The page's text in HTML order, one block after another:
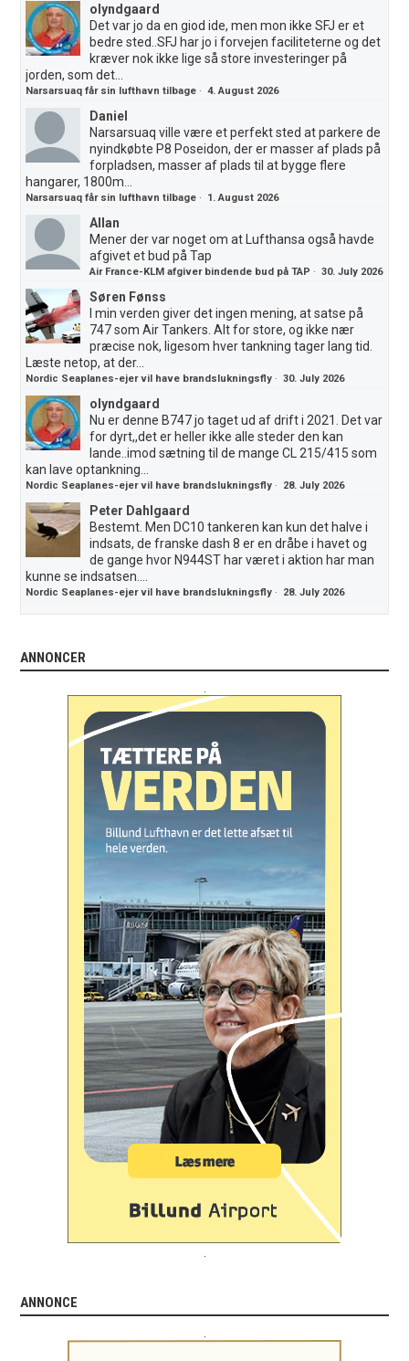
olyndgaard
Det var jo da en giod ide, men mon ikke SFJ er et
bedre sted..SFJ har jo i forvejen faciliteterne og det
kræver nok ikke lige så store investeringer på
jorden, som det...
Narsarsuaq får sin lufthavn tilbage ·4. August 2026
Daniel
Narsarsuaq ville være et perfekt sted at parkere de
nyindkøbte P8 Poseidon, der er masser af plads på
forpladsen, masser af plads til at bygge flere
hangarer, 1800m...
Narsarsuaq får sin lufthavn tilbage · 1. August 2026
Allan
Mener der var noget om at Lufthansa også havde
afgivet et bud på Tap
Air France-KLM afgiver bindende bud på TAP ·30. July 2026
Søren Fønss
I min verden giver det ingen mening, at satse på
747 som Air Tankers. Alt for store, og ikke nær
præcise nok, ligesom hver tankning tager lang tid.
Læste netop, at der...
Nordic Seaplanes-ejer vil have brandslukningsfly ·30. July 2026
olyndgaard
Nu er denne B747 jo taget ud af drift i 2021. Det var
for dyrt,,det er heller ikke alle steder den kan
lande..imod sætning til de mange CL 215/415 som
kan lave optankning...
Nordic Seaplanes-ejer vil have brandslukningsfly · 28. July 2026
Peter Dahlgaard
Bestemt. Men DC10 tankeren kan kun det halve i
indsats, de franske dash 8 er en dråbe i havet og
de gange hvor N944ST har været i aktion har man
kunne se indsatsen....
Nordic Seaplanes-ejer vil have brandslukningsfly · 28. July 2026
ANNONCER
ANNONCE